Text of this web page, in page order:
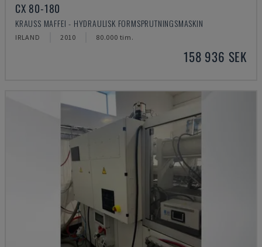
CX 80-180
KRAUSS MAFFEI - HYDRAULISK FORMSPRUTNINGSMASKIN
IRLAND 2010 80.000 tim.
158 936 SEK